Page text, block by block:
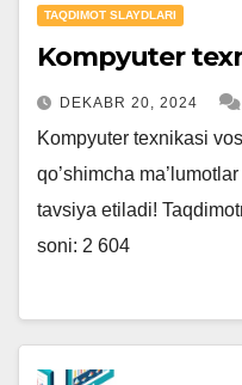
TAQDIMOT SLAYDLARI
Kompyuter
DEKABR 20, 2024
Kompyuter texnikasi
qo’shimcha
tavsiya etiladi!
soni: 2 604